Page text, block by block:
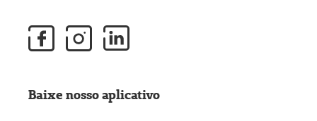
Baixe nosso aplicativo